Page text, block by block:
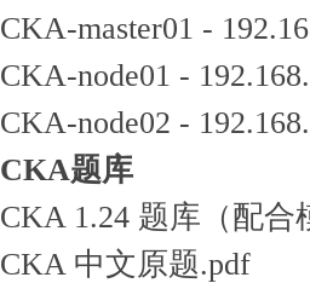
CKA-master01 -
CKA-node01 -
CKA-node02 -
CKA题库
CKA 1.24 题库（配
CKA 中文原题.pdf